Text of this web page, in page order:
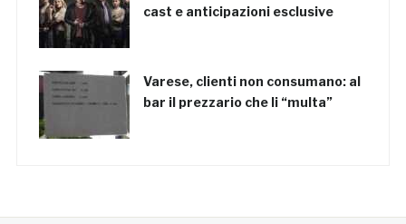
cast e anticipazioni esclusive
Varese, clienti non consumano: al
bar il prezzario che li “multa”